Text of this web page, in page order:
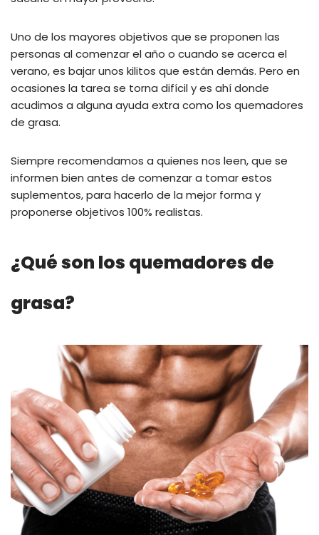
Uno de los mayores objetivos que se proponen las
personas al comenzar el año o cuando se acerca el
verano, es bajar unos kilitos que están demás. Pero en
ocasiones la tarea se torna difícil y es ahí donde
acudimos a alguna ayuda extra como los quemadores
de grasa.
Siempre recomendamos a quienes nos leen, que se
informen bien antes de comenzar a tomar estos
suplementos, para hacerlo de la mejor forma y
proponerse objetivos 100% realistas.
¿Qué son los quemadores de
grasa?